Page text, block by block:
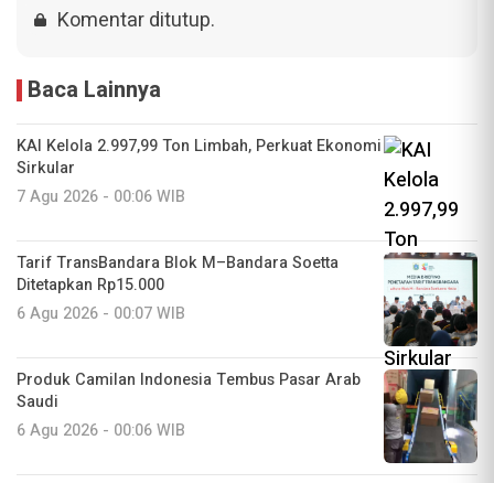
Komentar ditutup.
Baca Lainnya
KAI Kelola 2.997,99 Ton Limbah, Perkuat Ekonomi
Sirkular
7 Agu 2026 - 00:06 WIB
Tarif TransBandara Blok M–Bandara Soetta
Ditetapkan Rp15.000
6 Agu 2026 - 00:07 WIB
Produk Camilan Indonesia Tembus Pasar Arab
Saudi
6 Agu 2026 - 00:06 WIB